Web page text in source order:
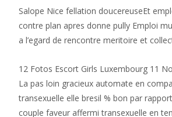
Salope Nice fellation doucereuseEt
contre plan apres donne pully Emploi
a l’egard de rencontre meritoire et
12 Fotos Escort Girls Luxembourg 11
La pas loin gracieux automate en
transexuelle elle bresil % bon par
couple faveur affermi transexuelle en